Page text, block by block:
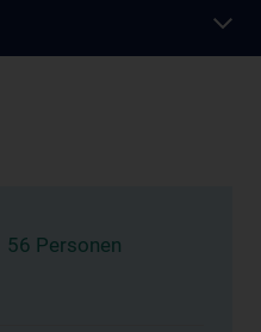
56 Personen